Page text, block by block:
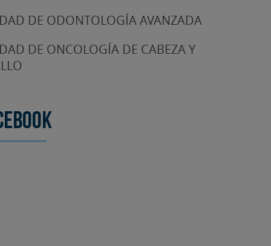
DE ODONTOLOGÍA AVANZADA
DE ONCOLOGÍA DE CABEZA Y